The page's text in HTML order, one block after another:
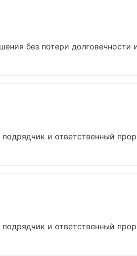
без потери долговечности
и ответственный
и ответственный